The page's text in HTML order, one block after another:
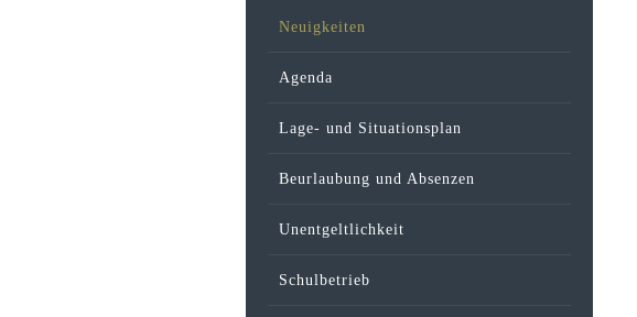
Neuigkeiten
Agenda
Lage- und Situationsplan
Beurlaubung und Absenzen
Unentgeltlichkeit
Schulbetrieb